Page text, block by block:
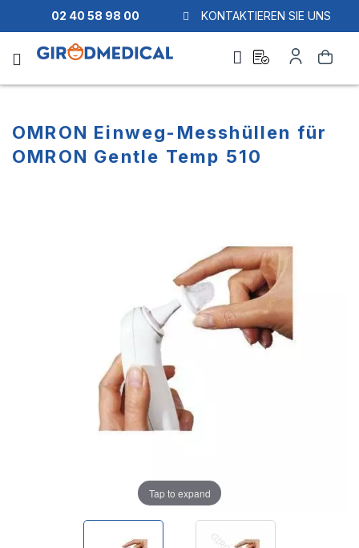
02 40 58 98 00 KONTAKTIEREN SIE UNS
Suche
quote
Konto
OMRON Einweg-Messhüllen für
OMRON Gentle Temp 510
Tap to expand